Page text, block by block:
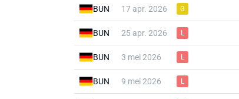
BUN 17 apr. 2026 G
BUN 25 apr. 2026 L
BUN 3 mei 2026 L
BUN 9 mei 2026 L